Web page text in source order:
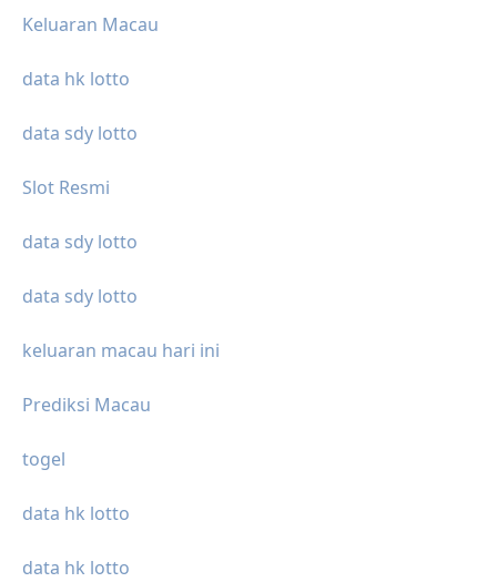
Keluaran Macau
data hk lotto
data sdy lotto
Slot Resmi
data sdy lotto
data sdy lotto
keluaran macau hari ini
Prediksi Macau
togel
data hk lotto
data hk lotto